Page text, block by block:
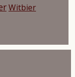
Witbier